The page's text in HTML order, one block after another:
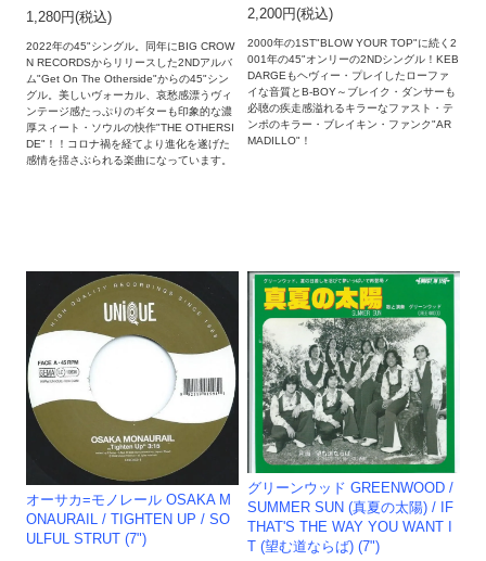
1,280円(税込)
2022年の45"シングル。同年にBIG CROW
N RECORDSからリリースした2NDアルバ
ム"Get On The Otherside"からの45"シン
グル。美しいヴォーカル、哀愁感漂うヴィ
ンテージ感たっぷりのギターも印象的な濃
厚スィート・ソウルの快作"THE OTHERSI
DE"！！コロナ禍を経てより進化を遂げた
感情を揺さぶられる楽曲になっています。
2,200円(税込)
2000年の1ST"BLOW YOUR TOP"に続く2
001年の45"オンリーの2NDシングル！KEB
DARGEもヘヴィー・プレイしたローファ
イな音質とB-BOY～ブレイク・ダンサーも
必聴の疾走感溢れるキラーなファスト・テ
ンポのキラー・ブレイキン・ファンク"AR
MADILLO"！
オーサカ=モノレール OSAKA M
ONAURAIL / TIGHTEN UP / SO
ULFUL STRUT (7")
グリーンウッド GREENWOOD /
SUMMER SUN (真夏の太陽) / IF
THAT'S THE WAY YOU WANT I
T (望む道ならば) (7")